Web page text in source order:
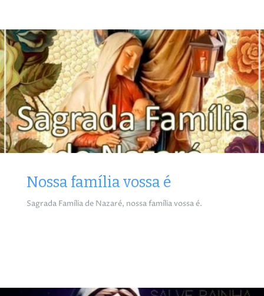
Nossa família vossa é
Sagrada Família de Nazaré, nossa família vossa é.